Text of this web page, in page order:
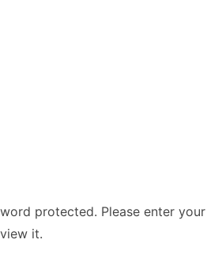
protected. Please enter your
it.